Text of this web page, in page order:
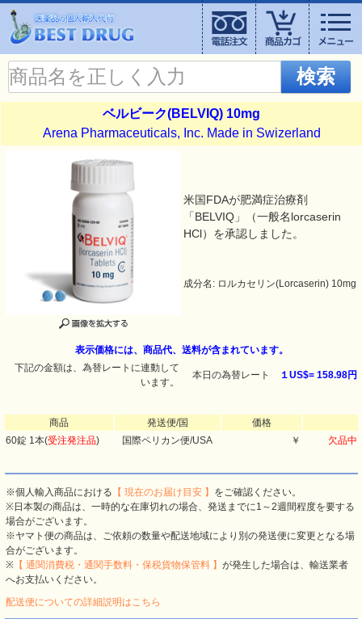
検索
ベルビーク(BELVIQ) 10mg
Arena Pharmaceuticals, Inc. Made in Swizerland
米国FDAが肥満症治療剤
「BELVIQ」（一般名lorcaserin
HCl）を承認しました。
成分名: ロルカセリン(Lorcaserin) 10mg
表示価格には、商品代、送料が含まれています。
下記の金額は、為替レートに連動して
います。
本日の為替レート １US$= 158.98円
商品 発送便/国
価格
60錠 1本(受注発注品) 国際ペリカン便/USA ￥ 欠品中
※個人輸入商品における 【 現在のお届け目安 】 をご確認ください。
※日本製の商品は、一時的な在庫切れの場合、発送までに1～2週間程度を要する
場合がございます。
※ヤマト便の商品は、ご依頼の数量や配送地域により別の発送便に変更となる場
合がございます。
※ 【 通関消費税・通関手数料・保税貨物保管料 】 が発生した場合は、輸送業者
へお支払いください。
配送便についての詳細説明はこちら